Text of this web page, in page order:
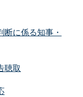
に係る知事・
聴取